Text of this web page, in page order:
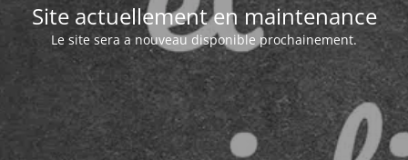
Site actuellement en maintenance
Le site sera a nouveau disponible prochainement.